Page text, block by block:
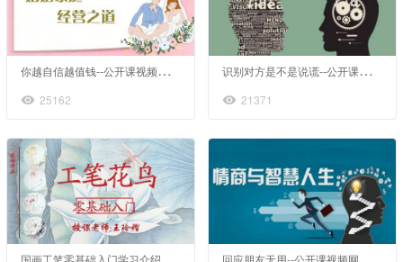
你
越自信越值钱--公开课视频网课婚姻情感家庭心理咨询
25162
识
别对方是不是说谎--公开课视频网课读心术察言观色看懂人心
21371